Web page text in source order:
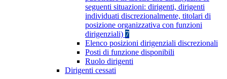
seguenti situazioni: dirigenti, dirigenti
individuati discrezionalmente, titolari di
posizione organizzativa con funzioni
dirigenziali) 7
Elenco posizioni dirigenziali discrezionali
Posti di funzione disponibili
Ruolo dirigenti
Dirigenti cessati